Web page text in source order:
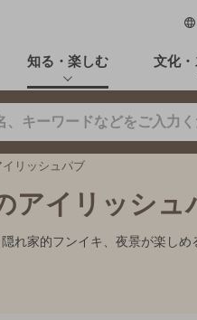
知る・楽しむ 文化
リッシュパブ
アイリッシュ
家的フンイキ、夜景が楽し